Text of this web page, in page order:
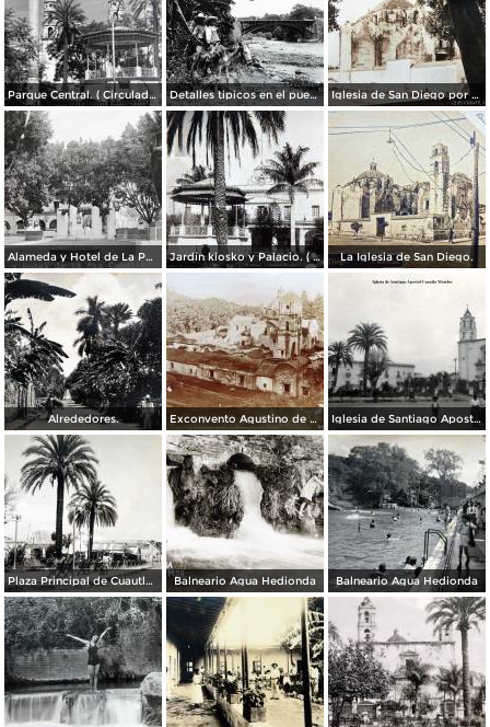
Parque Central. ( Circulada el 5 de Enero de 1953 ). Detalles tipicos en el puente. Iglesia de San Diego por el Fotógrafo Hugo Brehme.
Alameda y Hotel de La Paz. Jardin kiosko y Palacio. ( Circulada el 1 de Julio de 1935 ). La Iglesia de San Diego.
Alrededores. Exconvento Agustino de Jonatepec por el Fotógrafo Windfield Scott. Iglesia de Santiago Apostol Cuautla Morelos.
Plaza Principal de Cuautla Morelos. ( Circulada el 2 de Noviembre de 1928 ). Balneario Agua Hedionda Balneario Agua Hedionda